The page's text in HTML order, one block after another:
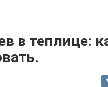
в теплице: